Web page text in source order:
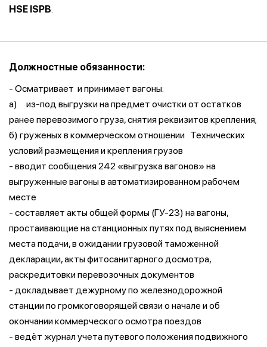
HSE ISPB.
Должностные обязанности:
- Осматривает и принимает вагоны:
а) из-под выгрузки на предмет очистки от остатков
ранее перевозимого груза, снятия реквизитов крепления;
б) груженых в коммерческом отношении Технических
условий размещения и крепления грузов
- вводит сообщения 242 «выгрузка вагонов» на
выгруженные вагоны в автоматизированном рабочем
месте
- составляет акты общей формы (ГУ-23) на вагоны,
простаивающие на станционных путях под выяснением
места подачи, в ожидании грузовой таможенной
декларации, акты фитосанитарного досмотра,
раскредитовки перевозочных документов
- докладывает дежурному по железнодорожной
станции по громкоговорящей связи о начале и об
окончании коммерческого осмотра поездов
- ведёт журнал учета путевого положения подвижного